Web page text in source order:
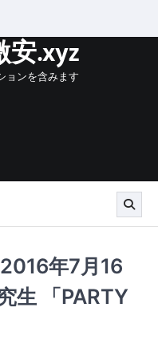
安.xyz
ョンを含みます
年7月16
生 「PARTY